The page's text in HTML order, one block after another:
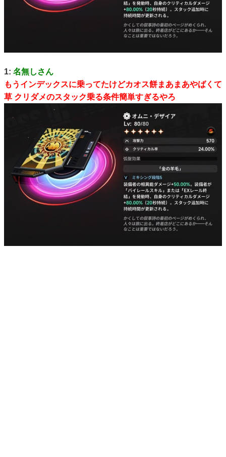
1: 名無しさん
もうインデックスに乗ってたけどカオス餅まあまあやばくて
草 クリダメのスタック乗る条件簡単すぎるやろ